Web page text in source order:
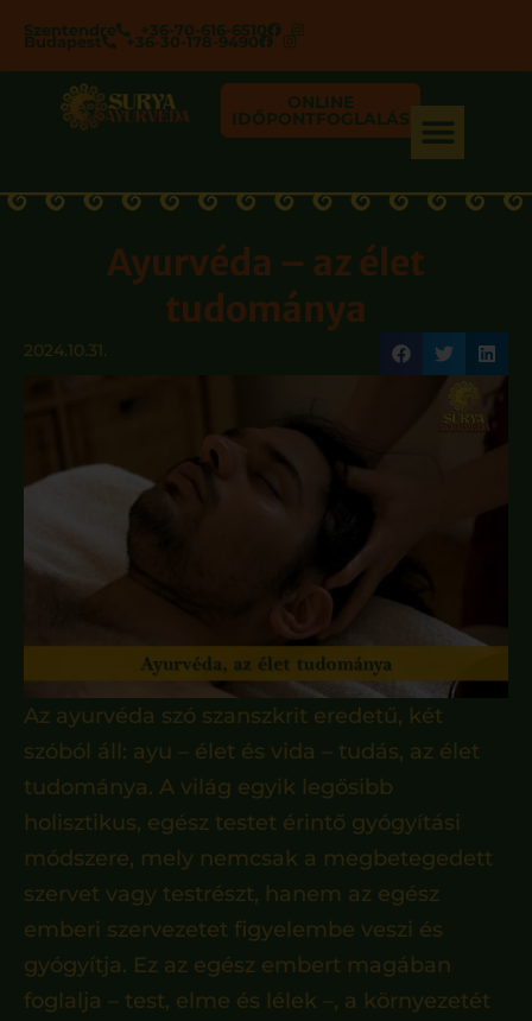
Szentendre +36-70-616-6510
Budapest +36-30-178-9490
ONLINE
IDŐPONTFOGLALÁS
Ayurvéda – az élet
tudománya
2024.10.31.
Az ayurvéda szó szanszkrit eredetű, két
szóból áll: ayu – élet és vida – tudás, az élet
tudománya. A világ egyik legősibb
holisztikus, egész testet érintő gyógyítási
módszere, mely nemcsak a megbetegedett
szervet vagy testrészt, hanem az egész
emberi szervezetet figyelembe veszi és
gyógyítja. Ez az egész embert magában
foglalja – test, elme és lélek –, a környezetét